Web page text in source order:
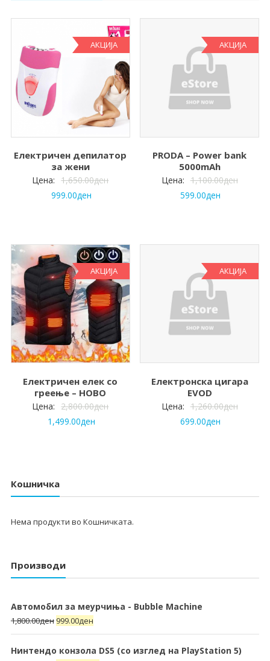
АКЦИЈА
Електричен депилатор
за жени
Цена: 1,650.00ден
999.00ден
АКЦИЈА
PRODA – Power bank
5000mAh
Цена: 1,100.00ден
599.00ден
АКЦИЈА
Електричен елек со
греење – НОВО
Цена: 2,800.00ден
1,499.00ден
АКЦИЈА
Електронска цигара
EVOD
Цена: 1,260.00ден
699.00ден
Кошничка
Нема продукти во Кошничката.
Производи
Автомобил за меурчиња - Bubble Machine
1,800.00ден 999.00ден
Нинтендо конзола DS5 (со изглед на PlayStation 5)